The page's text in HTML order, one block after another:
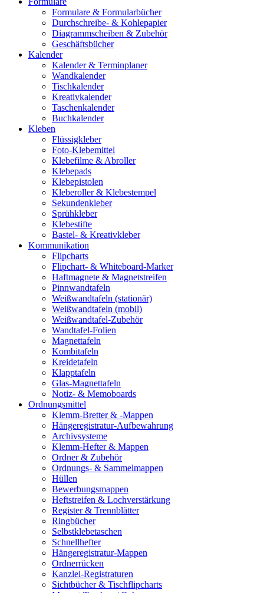
Formulare & Formularbücher
Durchschreibe- & Kohlepapier
Diagrammscheiben & Zubehör
Geschäftsbücher
Kalender
Kalender & Terminplaner
Wandkalender
Tischkalender
Kreativkalender
Taschenkalender
Buchkalender
Kleben
Flüssigkleber
Foto-Klebemittel
Klebefilme & Abroller
Klebepads
Klebepistolen
Kleberoller & Klebestempel
Sekundenkleber
Sprühkleber
Klebestifte
Bastel- & Kreativkleber
Kommunikation
Flipcharts
Flipchart- & Whiteboard-Marker
Haftmagnete & Magnetstreifen
Pinnwandtafeln
Weißwandtafeln (stationär)
Weißwandtafeln (mobil)
Weißwandtafel-Zubehör
Wandtafel-Folien
Magnettafeln
Kombitafeln
Kreidetafeln
Klapptafeln
Glas-Magnettafeln
Notiz- & Memoboards
Ordnungsmittel
Klemm-Bretter & -Mappen
Hängeregistratur-Aufbewahrung
Archivsysteme
Klemm-Hefter & Mappen
Ordner & Zubehör
Ordnungs- & Sammelmappen
Hüllen
Bewerbungsmappen
Heftstreifen & Lochverstärkung
Register & Trennblätter
Ringbücher
Selbstklebetaschen
Schnellhefter
Hängeregistratur-Mappen
Ordnerrücken
Kanzlei-Registraturen
Sichtbücher & Tischflipcharts